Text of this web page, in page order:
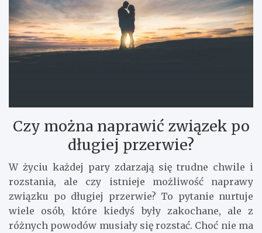
Czy można naprawić związek po
długiej przerwie?
W życiu każdej pary zdarzają się trudne chwile i
rozstania, ale czy istnieje możliwość naprawy
związku po długiej przerwie? To pytanie nurtuje
wiele osób, które kiedyś były zakochane, ale z
różnych powodów musiały się rozstać. Choć nie ma